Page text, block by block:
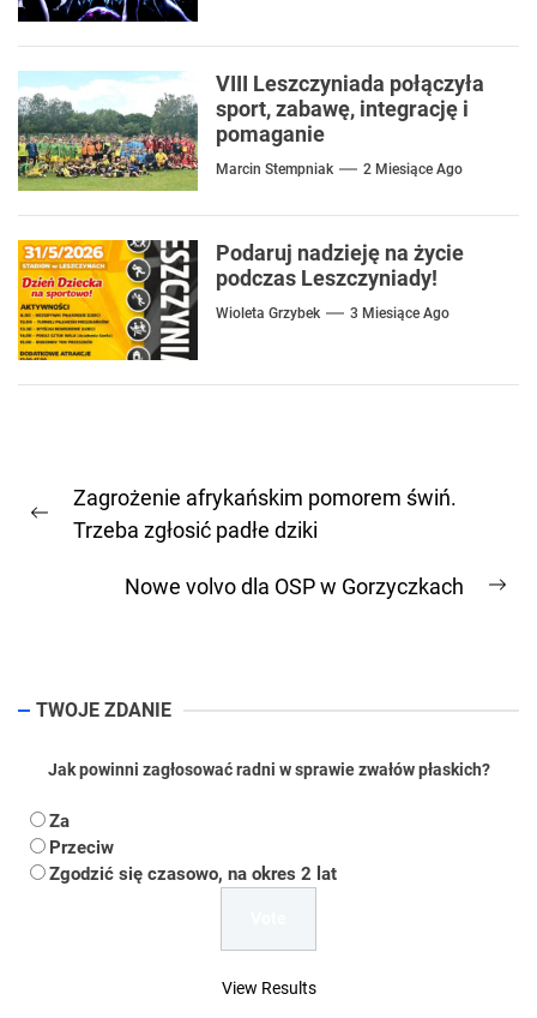
VIII Leszczyniada połączyła
sport, zabawę, integrację i
pomaganie
Marcin Stempniak 2 Miesiące Ago
Podaruj nadzieję na życie
podczas Leszczyniady!
Wioleta Grzybek 3 Miesiące Ago
wpisu
Previous
Zagrożenie afrykańskim pomorem świń.
Trzeba zgłosić padłe dziki
Nowe volvo dla OSP w Gorzyczkach
TWOJE ZDANIE
Jak powinni zagłosować radni w sprawie zwałów płaskich?
Za
Przeciw
Zgodzić się czasowo, na okres 2 lat
View Results